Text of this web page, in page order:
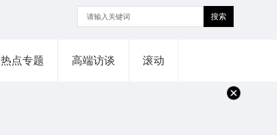
搜索
热点专题 高端访谈 滚动